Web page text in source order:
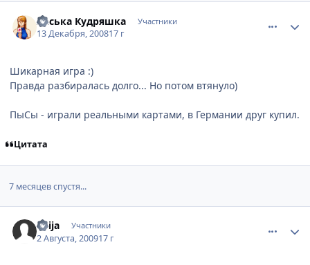
Леська Кудряшка Участники
13 Декабря, 200817 г
Шикарная игра :)
Правда разбиралась долго... Но потом втянуло)
ПыСы - играли реальными картами, в Германии друг купил.
Цитата
7 месяцев спустя...
Suija Участники
2 Августа, 200917 г